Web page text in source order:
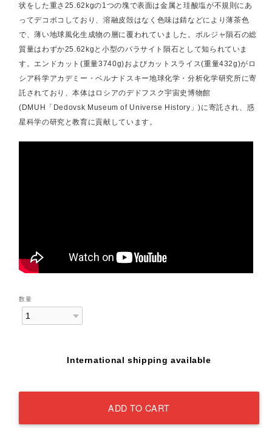
状をした重さ25.62kgの1つの塊で表面は金属と珪酸塩が不規則にあ
ってデコボコしており、溶融皮殻はなく色味は錆などにより薄茶色
で、薄い地球風化生成物の層に覆われていました。ボルジャ隕石の総
質量はわずか25.62kgと小型のパラサイト隕石として知られていま
す。エンドカット(重量3740g)およびカットスライス(重量432g)がロ
シア科学アカデミー・ベルナドスキー地球化学・分析化学研究所に寄
託されており、本体はロシアのデドフスク宇宙史博物館
(DMUH「Dedovsk Museum of Universe History」)に寄託され、惑
星科学の研究と教育に貢献しています。
数量
International shipping available
ADD TO CART